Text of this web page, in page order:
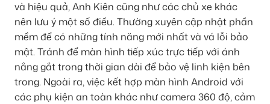
và hiệu quả, Anh Kiên cũng như các chủ xe khác
nên lưu ý một số điều. Thường xuyên cập nhật phần
mềm để có những tính năng mới nhất và vá lỗi bảo
mật. Tránh để màn hình tiếp xúc trực tiếp với ánh
nắng gắt trong thời gian dài để bảo vệ linh kiện bên
trong. Ngoài ra, việc kết hợp màn hình Android với
các phụ kiện an toàn khác như camera 360 độ, cảm